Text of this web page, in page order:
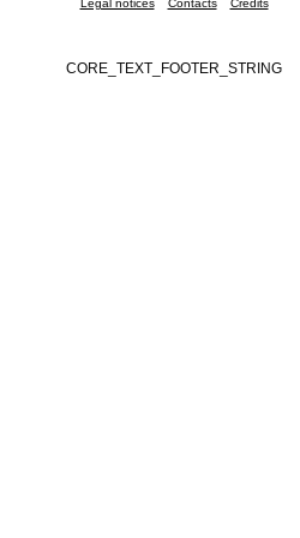
Legal notices Contacts Credits
CORE_TEXT_FOOTER_STRING